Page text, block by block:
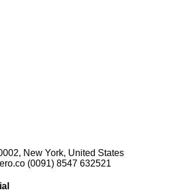
New York, United States
(0091) 8547 632521